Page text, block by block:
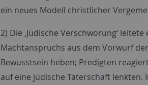
ein neues Modell christlicher
2) Die ‚Jüdische Verschwörung‘
Machtanspruchs aus dem Vorwurf
Bewusstsein heben; Predigten
auf eine jüdische Täterschaft